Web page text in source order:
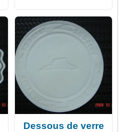
Dessous de verre